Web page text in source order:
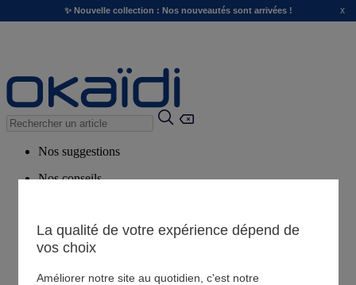
✨ Nouvelle collection : Nos nouveautés sont arrivées ! x
Nos suggestions
Nos conseils
Magasin
La qualité de votre expérience dépend de
vos choix
Améliorer notre site au quotidien, c'est notre